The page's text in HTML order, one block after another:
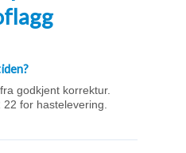
godkjent korrektur.
for hastelevering.